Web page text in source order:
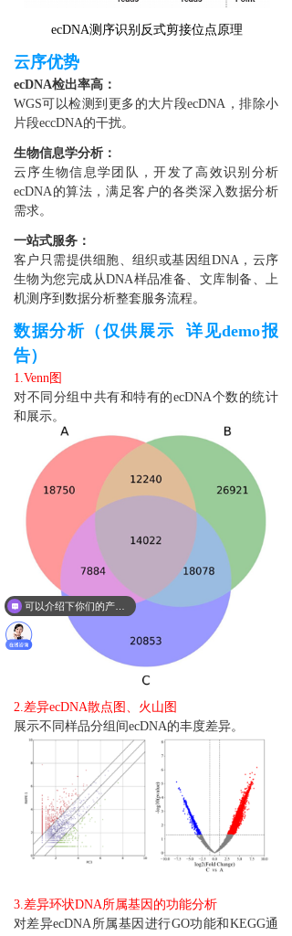
ecDNA测序识别反式剪接位点原理
云序优势
ecDNA检出率高：
WGS可以检测到更多的大片段ecDNA，排除小
片段eccDNA的干扰。
生物信息学分析：
云序生物信息学团队，开发了高效识别分析
ecDNA的算法，满足客户的各类深入数据分析
需求。
一站式服务：
客户只需提供细胞、组织或基因组DNA，云序
生物为您完成从DNA样品准备、文库制备、上
机测序到数据分析整套服务流程。
数据分析（仅供展示 详见demo报
告）
1.Venn图
对不同分组中共有和特有的ecDNA个数的统计
和展示。
2.差异ecDNA散点图、火山图
展示不同样品分组间ecDNA的丰度差异。
3.差异环状DNA所属基因的功能分析
对差异ecDNA所属基因进行GO功能和KEGG通
可以介绍下你们的产品么？